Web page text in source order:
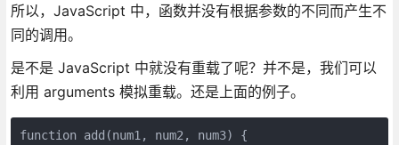
所以，JavaScript 中，函数并没有根据参数的不同而产生不
同的调用。
是不是 JavaScript 中就没有重载了呢？并不是，我们可以
利用 arguments 模拟重载。还是上面的例子。
function add(num1, num2, num3) {